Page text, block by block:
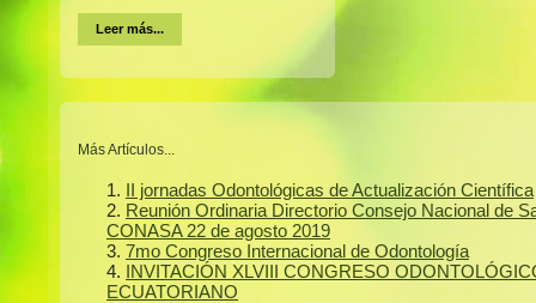
Leer más...
Más Artículos...
II jornadas Odontológicas de Actualización Científica
Reunión Ordinaria Directorio Consejo Nacional de
CONASA 22 de agosto 2019
7mo Congreso Internacional de Odontología
INVITACIÓN XLVIII CONGRESO
ECUATORIANO